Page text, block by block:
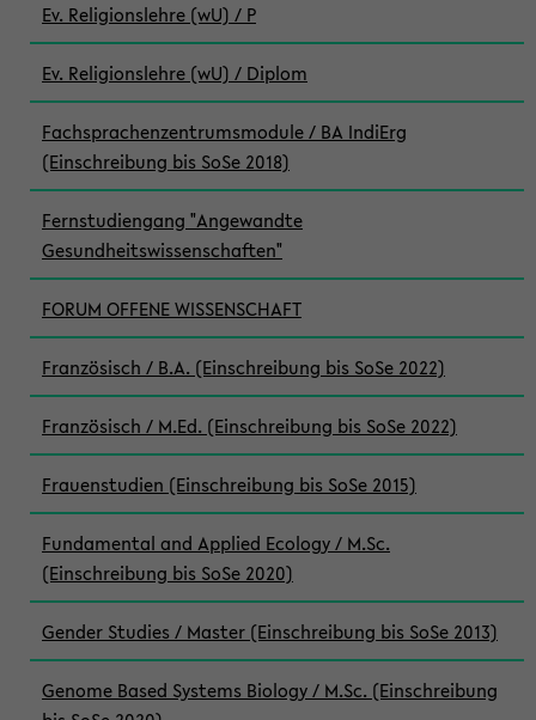
Ev. Religionslehre (wU) / P
Ev. Religionslehre (wU) / Diplom
Fachsprachenzentrumsmodule / BA IndiErg
(Einschreibung bis SoSe 2018)
Fernstudiengang "Angewandte
Gesundheitswissenschaften"
FORUM OFFENE WISSENSCHAFT
Französisch / B.A. (Einschreibung bis SoSe 2022)
Französisch / M.Ed. (Einschreibung bis SoSe 2022)
Frauenstudien (Einschreibung bis SoSe 2015)
Fundamental and Applied Ecology / M.Sc.
(Einschreibung bis SoSe 2020)
Gender Studies / Master (Einschreibung bis SoSe 2013)
Genome Based Systems Biology / M.Sc. (Einschreibung